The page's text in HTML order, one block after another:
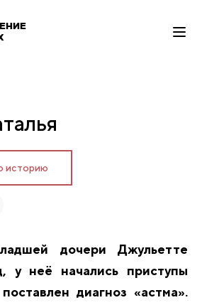
историю
дочери Джульетте
у неё начались приступы
диагноз «астма».